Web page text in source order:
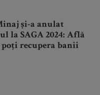
și-a anulat
la SAGA 2024: Află
recupera banii